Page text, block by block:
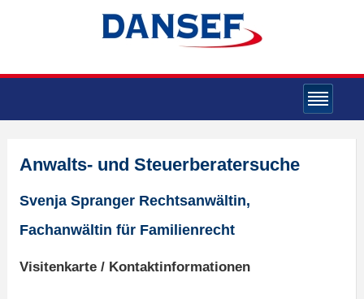
Anwalts- und Steuerberatersuche
Svenja Spranger Rechtsanwältin,
Fachanwältin für Familienrecht
Visitenkarte / Kontaktinformationen